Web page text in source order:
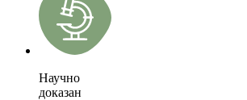
Научно
доказан